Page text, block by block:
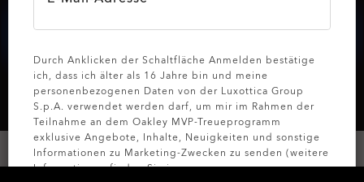
Durch Anklicken der Schaltfläche Anmelden bestätige
ich, dass ich älter als 16 Jahre bin und meine
personenbezogenen Daten von der Luxottica Group
S.p.A. verwendet werden darf, um mir im Rahmen der
Teilnahme an dem Oakley MVP-Treueprogramm
exklusive Angebote, Inhalte, Neuigkeiten und sonstige
Informationen zu Marketing-Zwecken zu senden (weitere
Informationen finden Sie in unserer